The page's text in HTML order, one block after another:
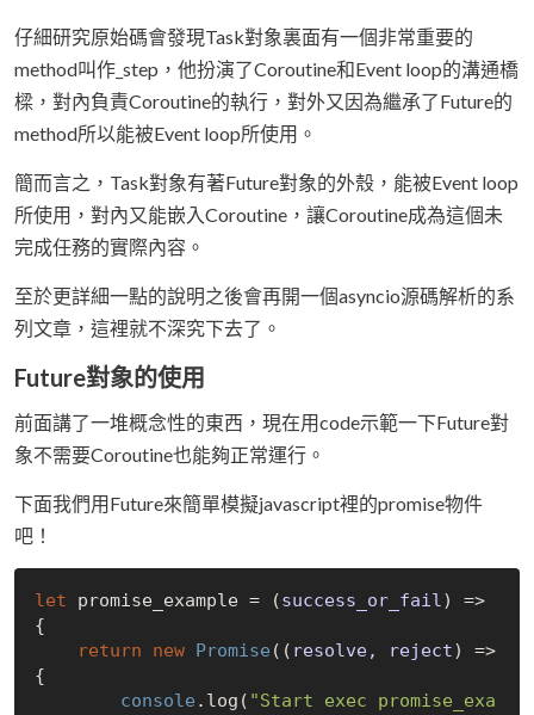
仔細研究原始碼會發現Task對象裏面有一個非常重要的
method叫作_step，他扮演了Coroutine和Event loop的溝通橋
樑，對內負責Coroutine的執行，對外又因為繼承了Future的
method所以能被Event loop所使用。
簡而言之，Task對象有著Future對象的外殼，能被Event loop
所使用，對內又能嵌入Coroutine，讓Coroutine成為這個未
完成任務的實際內容。
至於更詳細一點的說明之後會再開一個asyncio源碼解析的系
列文章，這裡就不深究下去了。
Future對象的使用
前面講了一堆概念性的東西，現在用code示範一下Future對
象不需要Coroutine也能夠正常運行。
下面我們用Future來簡單模擬javascript裡的promise物件
吧！
let promise_example = (success_or_fail ) =>
{
return
new Promise ( ( resolve, reject) =>
{
console .log( "Start exec promise_exa